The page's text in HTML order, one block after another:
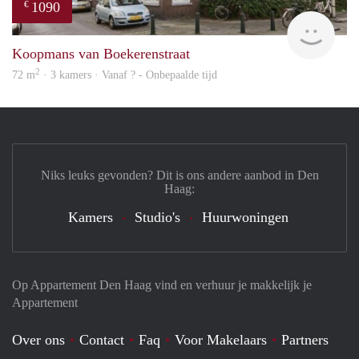
€ 1090
Koopmans van Boekerenstraat
72 m2 · 3 kamers · Vanaf ? - Onbepaalde tijd
Op Appartement Den Haag vind en verhuur je makkelijk je
Appartement
Over ons Contact Faq Voor Makelaars Partners
Niks leuks gevonden? Dit is ons andere aanbod in Den
Haag:
Kamers Studio's Huurwoningen